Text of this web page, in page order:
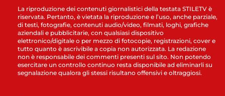
La riproduzione dei contenuti giornalistici della testata STILETV è
riservata. Pertanto, è vietata la riproduzione e l’uso, anche parziale,
di testi, fotografie, contenuti audio/video, filmati, loghi, grafiche
aziendali e pubblicitarie, con qualsiasi dispositivo
elettronico/digitale o per mezzo di fotocopie, registrazioni, cover e
tutto quanto è ascrivibile a copia non autorizzata. La redazione
non è responsabile dei commenti presenti sul sito. Non potendo
esercitare un controllo continuo resta disponibile ad eliminarli su
segnalazione qualora gli stessi risultano offensivi e oltraggiosi.